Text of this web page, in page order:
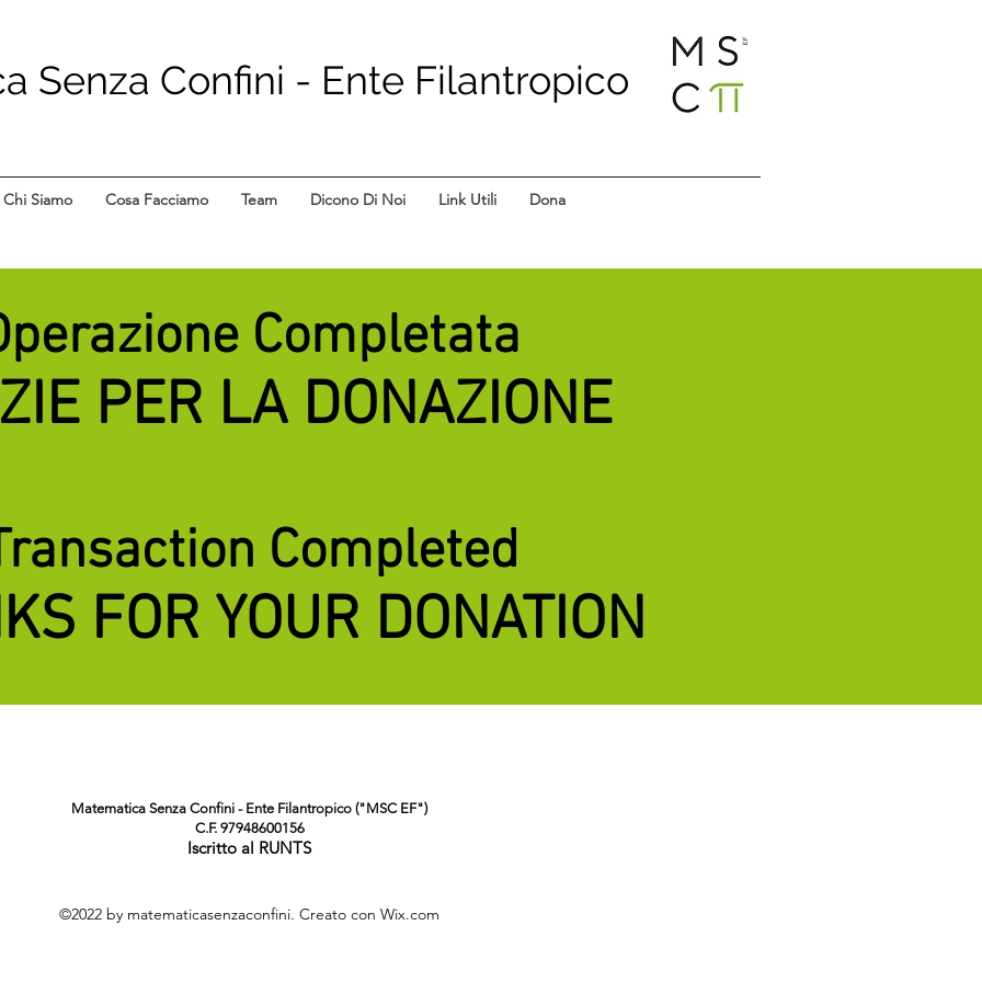
Senza Confini - Ente Filantropico
Chi Siamo Cosa Facciamo Team Dicono Di Noi Link Utili Dona
Completata
PER LA DONAZIONE
Completed
FOR YOUR DONATION
Matematica Senza Confini - Ente Filantropico ("MSC EF")
C.F. 97948600156
Iscritto al RUNTS
©2022 by matematicasenzaconfini. Creato con Wix.com